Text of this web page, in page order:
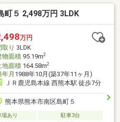
）
町５ 2,498万円 3LDK
万円
取り 3LDK
物面積95.19m2
地面積164.58m2
年月 1988年10月(築37年11ヶ月)
ＪＲ鹿児島本線 西熊本駅 徒歩7分
熊本県熊本市南区島町５
場あり
駐車3台